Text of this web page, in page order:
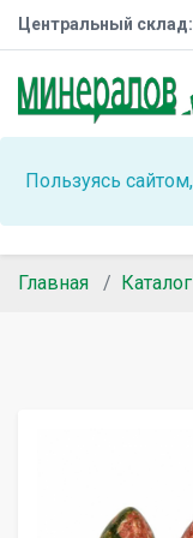
Центральный склад:
Пользуясь
Главная Каталог